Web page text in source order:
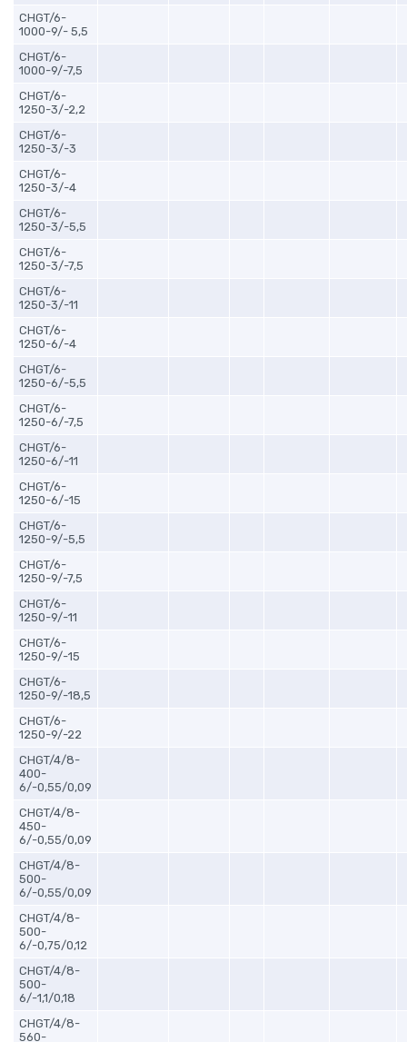
CHGT/6-
1000-9/- 5,5
CHGT/6-
1000-9/-7,5
CHGT/6-
1250-3/-2,2
CHGT/6-
1250-3/-3
CHGT/6-
1250-3/-4
CHGT/6-
1250-3/-5,5
CHGT/6-
1250-3/-7,5
CHGT/6-
1250-3/-11
CHGT/6-
1250-6/-4
CHGT/6-
1250-6/-5,5
CHGT/6-
1250-6/-7,5
CHGT/6-
1250-6/-11
CHGT/6-
1250-6/-15
CHGT/6-
1250-9/-5,5
CHGT/6-
1250-9/-7,5
CHGT/6-
1250-9/-11
CHGT/6-
1250-9/-15
CHGT/6-
1250-9/-18,5
CHGT/6-
1250-9/-22
CHGT/4/8-
400-
6/-0,55/0,09
CHGT/4/8-
450-
6/-0,55/0,09
CHGT/4/8-
500-
6/-0,55/0,09
CHGT/4/8-
500-
6/-0,75/0,12
CHGT/4/8-
500-
6/-1,1/0,18
CHGT/4/8-
560-